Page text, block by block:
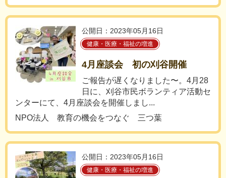
公開日：2023年05月16日
健康・医療・福祉の増進
4月座談会 初の刈谷開催
ご報告が遅くなりました〜。4月28
日に、刈谷市民ボランティア活動セ
ンターにて、4月座談会を開催しまし...
NPO法人 教育の機会をつなぐ 三つ葉
公開日：2023年05月16日
健康・医療・福祉の増進